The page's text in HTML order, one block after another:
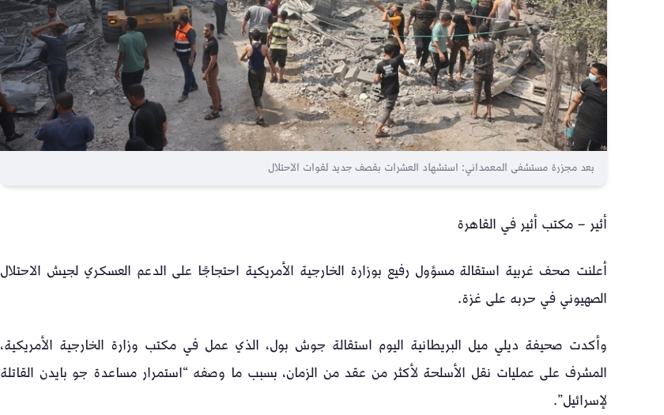
بعد مجزرة مستشفى المعمداني: استشهاد العشرات بقصف جديد لقوات الاحتلال
أثير – مكتب أثير في القاهرة
أعلنت صحف غربية استقالة مسؤول رفيع بوزارة الخارجية الأمريكية احتجاجًا على الدعم العسكري لجيش الاحتلال
الصهيوني في حربه على غزة.
وأكدت صحيفة ديلي ميل البريطانية اليوم استقالة جوش بول، الذي عمل في مكتب وزارة الخارجية الأمريكية،
المشرف على عمليات نقل الأسلحة لأكثر من عقد من الزمان، بسبب ما وصفه “استمرار مساعدة جو بايدن القاتلة
لإسرائيل”.